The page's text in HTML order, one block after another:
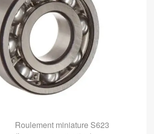
Roulement miniature S623